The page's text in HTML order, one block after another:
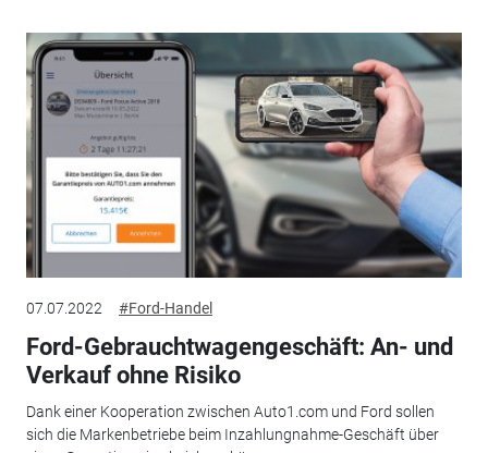
07.07.2022 #Ford-Handel
Ford-Gebrauchtwagengeschäft: An- und
Verkauf ohne Risiko
Dank einer Kooperation zwischen Auto1.com und Ford sollen
sich die Markenbetriebe beim Inzahlungnahme-Geschäft über